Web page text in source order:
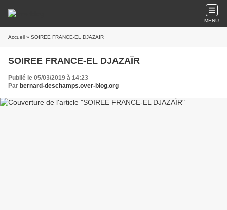
MENU
Accueil » SOIREE FRANCE-EL DJAZAÏR
SOIREE FRANCE-EL DJAZAÏR
Publié le 05/03/2019 à 14:23
Par bernard-deschamps.over-blog.org